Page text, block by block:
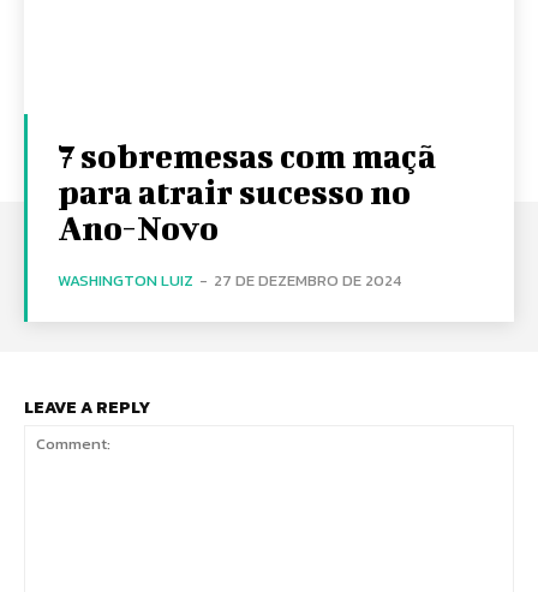
7 sobremesas com maçã
para atrair sucesso no
Ano-Novo
WASHINGTON LUIZ - 27 DE DEZEMBRO DE 2024
LEAVE A REPLY